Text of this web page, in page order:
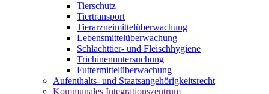
Tierschutz
Tiertransport
Tierarzneimittelüberwachung
Lebensmittelüberwachung
Schlachttier- und Fleischhygiene
Trichinenuntersuchung
Futtermittelüberwachung
Aufenthalts- und Staatsangehörigkeitsrecht
Kommunales Integrationszentrum